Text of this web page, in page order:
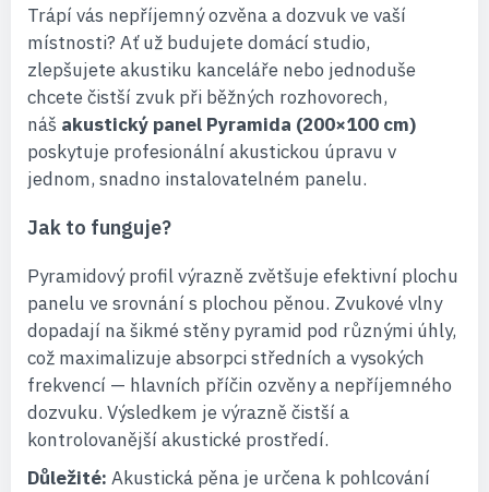
Trápí vás nepříjemný ozvěna a dozvuk ve vaší
místnosti? Ať už budujete domácí studio,
zlepšujete akustiku kanceláře nebo jednoduše
chcete čistší zvuk při běžných rozhovorech,
náš akustický panel Pyramida (200×100 cm)
poskytuje profesionální akustickou úpravu v
jednom, snadno instalovatelném panelu.
Jak to funguje?
Pyramidový profil výrazně zvětšuje efektivní plochu
panelu ve srovnání s plochou pěnou. Zvukové vlny
dopadají na šikmé stěny pyramid pod různými úhly,
což maximalizuje absorpci středních a vysokých
frekvencí — hlavních příčin ozvěny a nepříjemného
dozvuku. Výsledkem je výrazně čistší a
kontrolovanější akustické prostředí.
Důležité: Akustická pěna je určena k pohlcování